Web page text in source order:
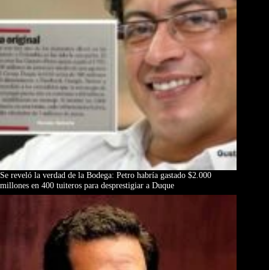
Se reveló la verdad de la Bodega: Petro habría gastado $2.000
millones en 400 tuiteros para desprestigiar a Duque